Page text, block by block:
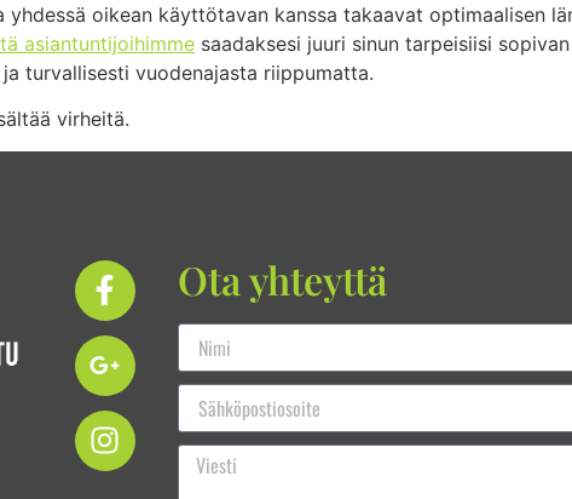
oikean käyttötavan kanssa takaavat optimaalisen
asiantuntijoihimme saadaksesi juuri sinun tarpeisiisi
turvallisesti vuodenajasta riippumatta.
virheitä.
Ota yhteyttä